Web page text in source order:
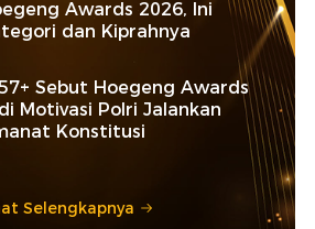
Awards 2026, Ini
dan Kiprahnya
Sebut Hoegeng Awards
Motivasi Polri Jalankan
Konstitusi
Selengkapnya